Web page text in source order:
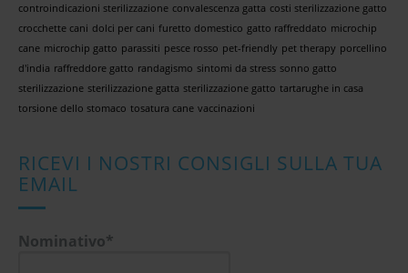
controindicazioni sterilizzazione convalescenza gatta costi sterilizzazione gatto
crocchette cani dolci per cani furetto domestico gatto raffreddato microchip
cane microchip gatto parassiti pesce rosso pet-friendly pet therapy porcellino
d'india raffreddore gatto randagismo sintomi da stress sonno gatto
sterilizzazione sterilizzazione gatta sterilizzazione gatto tartarughe in casa
torsione dello stomaco tosatura cane vaccinazioni
RICEVI I NOSTRI CONSIGLI SULLA TUA
EMAIL
Nominativo*